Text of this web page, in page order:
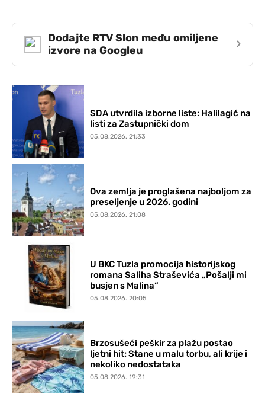
Dodajte RTV Slon među omiljene
izvore na Googleu
›
SDA utvrdila izborne liste: Halilagić na
listi za Zastupnički dom
05.08.2026. 21:33
Ova zemlja je proglašena najboljom za
preseljenje u 2026. godini
05.08.2026. 21:08
U BKC Tuzla promocija historijskog
romana Saliha Straševića „Pošalji mi
busjen s Malina“
05.08.2026. 20:05
Brzosušeći peškir za plažu postao
ljetni hit: Stane u malu torbu, ali krije i
nekoliko nedostataka
05.08.2026. 19:31